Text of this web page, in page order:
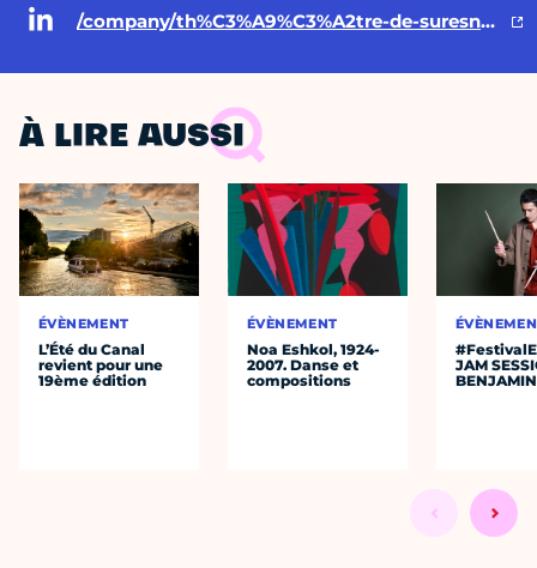
/company/th%C3%A9%C3%A2tre-de-suresnes-jean-vilar/
À LIRE AUSSI
ÉVÈNEMENT
L’Été du Canal
revient pour une
19ème édition
ÉVÈNEMENT
Noa Eshkol, 1924-
2007. Danse et
compositions
JAM